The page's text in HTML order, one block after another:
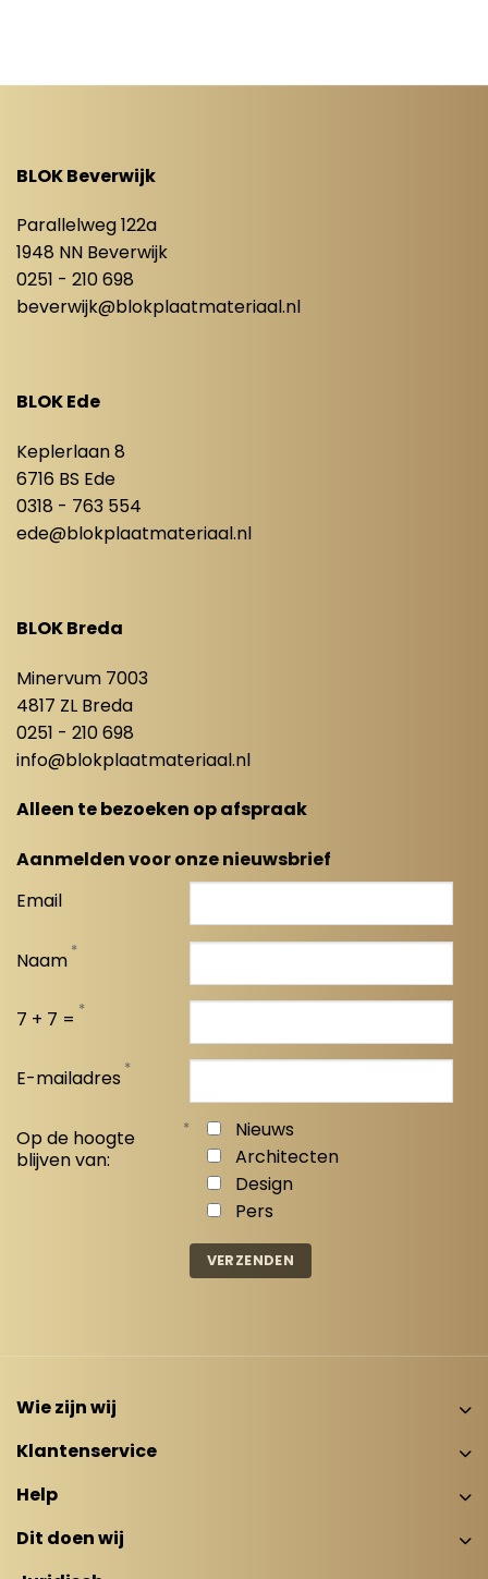
BLOK Beverwijk
Parallelweg 122a
1948 NN Beverwijk
0251 - 210 698
beverwijk@blokplaatmateriaal.nl
BLOK Ede
Keplerlaan 8
6716 BS Ede
0318 - 763 554
ede@blokplaatmateriaal.nl
BLOK Breda
Minervum 7003
4817 ZL Breda
0251 - 210 698
info@blokplaatmateriaal.nl
Alleen te bezoeken op afspraak
Aanmelden voor onze nieuwsbrief
Email
Naam *
7 + 7 = *
E-mailadres *
Op de hoogte
blijven van:
*
Nieuws
Architecten
Design
Pers
Wie zijn wij
Klantenservice
Help
Dit doen wij